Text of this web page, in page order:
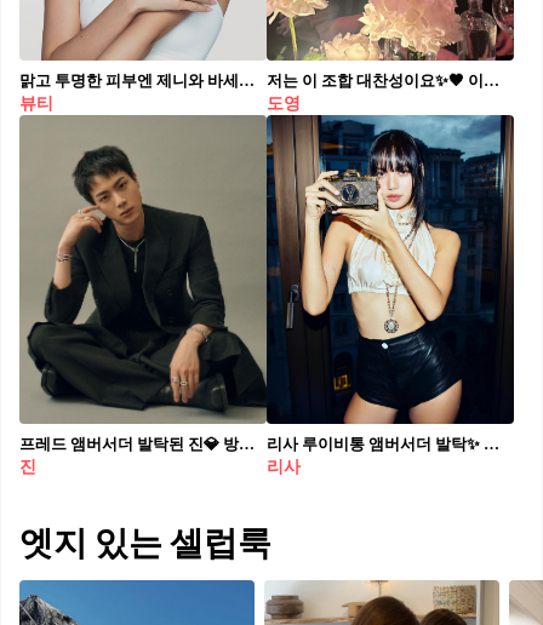
맑고 투명한 피부엔 제니와 바세린이 있어🩷 블랙핑크 제니가 바세린 바디케어의 첫 글로벌 앰버서더로 공개됐습니다. 바세린 코리아는 제니와 함께 새로운 글루타-히아 바디 세럼 로션 출시를 예고했는데요. 피부에 바르면 물방울처럼 터지는 산뜻한 제형이 특징이라고 합니다. 제니와 바세린의 만남, 오는 6월 국내 론칭을 기다려보세요.
뷰티
저는 이 조합 대찬성이요✨🖤 이수혁이 본인 인스타그램 스토리에 NCT 도영과 함께한 사진을 게재했습니다. 두 사람은 돌체앤가바나 글로벌 앰버서더로 이번 25SS 남성 컬렉션 패션쇼에 참석했는데요. 커플 반지를 끼거나 어깨에 기대는 등 눈부신 친분을 자랑했습니다. 한편, 둘은 지난 24FW 여성 패션쇼 애프터파티에서 만나 함께 찍은 사진을 업로드 한 바 있습니다.
도영
프레드 앰버서더 발탁된 진💎 방탄소년단 진이 프랑스 하이주얼리 메종 프레드의 글로벌 앰버서더로 발탁됐습니다. 창립자의 손녀이자 브랜드의 현 아티스틱 디렉터 겸 부사장인 발레리 사무엘은 “그의 빛나는 에너지, 예술적 자질, 가치관, 그리고 높은 수준은 우리에게 강한 울림을 준다”라며 진을 앰버서더로 발탁한 이유를 설명했는데요. 진 역시 “프레드의 가족 일원이 돼 매우 영광스럽고 감사하다”라며 소감을 전했습니다.
진
리사 루이비통 앰버서더 발탁✨ 리사가 루이 비통의 새로운 글로벌 앰버서더로 선정됐습니다. 최근 리사는 2024 여성 2024 F/W 패션쇼를 비롯한 다양한 장소에서 완벽한 루이비통 룩을 선보이며 리사와 루이 비통 사이에 온갖 추측이 오갔는데요. 오늘(23일) 루이 비통이 리사를 하우스 앰버서더로 발탁했다는 소식을 전했죠. 최근까지 루이 비통 아이템을 자주 착용했던 리사가 약 두 달 뒤에 있을 루이 비통 2025 S/S 컬렉션 현장에서는 어떤 룩을 선보일지 벌써 기대가 모아지고 있습니다.
리사
엣지 있는 셀럽룩